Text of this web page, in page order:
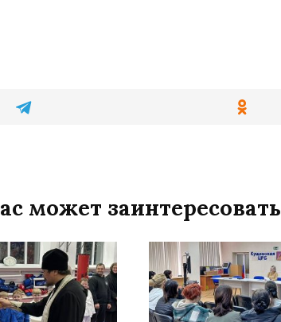
может заинтересовать